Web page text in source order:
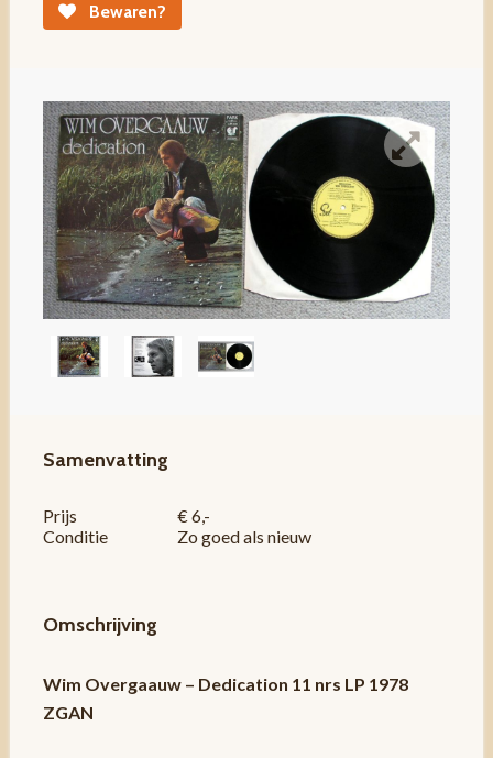
Bewaren?
Samenvatting
Prijs
€ 6,-
Conditie
Zo goed als nieuw
Omschrijving
Wim Overgaauw – Dedication 11 nrs LP 1978
ZGAN